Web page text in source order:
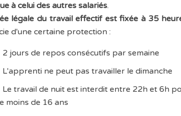
à celui des autres salariés.
légale du travail effectif est fixée à 35
d'une certaine protection :
2 jours de repos consécutifs par semaine
L'apprenti ne peut pas travailler le dimanche
Le travail de nuit est interdit entre 22h et 6h
moins de 16 ans